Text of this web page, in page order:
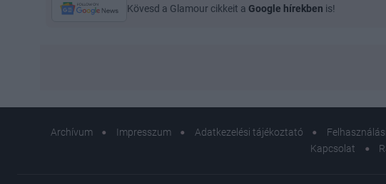
Kövesd a Glamour cikkeit a Google hírekben is!
Archívum Impresszum Adatkezelési tájékoztató
Kapcsolat